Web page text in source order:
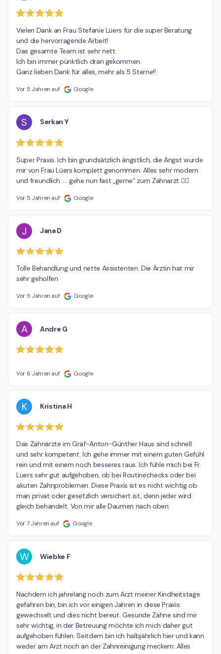
Vielen Dank an Frau Stefanie Lüers für die super Beratung
und die hervorragende Arbeit!
Das gesamte Team ist sehr nett.
Ich bin immer pünktlich dran gekommen.
Ganz lieben Dank für alles, mehr als 5 Sterne!!
Vor 5 Jahren auf Google
S Serkan Y
Super Praxis. Ich bin grundsätzlich ängstlich, die Angst wurde
mir von Frau Lüers komplett genommen. Alles sehr modern
und freundlich .... gehe nun fast „gerne“ zum Zahnarzt 👍🏼
Vor 5 Jahren auf Google
J Jana D
Tolle Behandlung und nette Assistenten. Die Ärztin hat mir
sehr geholfen
Vor 5 Jahren auf Google
A Andre G
Vor 6 Jahren auf Google
K Kristina H
Das Zahnärzte im Graf-Anton-Günther Haus sind schnell
und sehr kompetent. Ich gehe immer mit einem guten Gefühl
rein und mit einem noch besseres raus. Ich fühle mich bei Fr.
Luers sehr gut aufgehoben, ob bei Routinechecks oder bei
akuten Zahnproblemen. Diese Praxis ist es nicht wichtig ob
man privat oder gesetzlich versichert ist, denn jeder wird
gleich behandelt. Von mir alle Daumen nach oben.
Vor 7 Jahren auf Google
W Wiebke F
Nachdem ich jahrelang noch zum Arzt meiner Kindheitstage
gefahren bin, bin ich vor einigen Jahren in diese Praxis
gewechselt und dies nicht bereut. Gesunde Zähne sind mir
sehr wichtig, in der Betreuung möchte ich mich daher gut
aufgehoben fühlen. Seitdem bin ich halbjährlich hier und kann
weder am Arzt noch an der Zahnreinigung meckern. Alles